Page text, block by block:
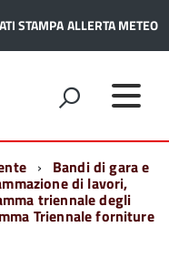
STAMPAALLERTA METEO
Bandi di gara e
di lavori,
triennale degli
Triennale forniture